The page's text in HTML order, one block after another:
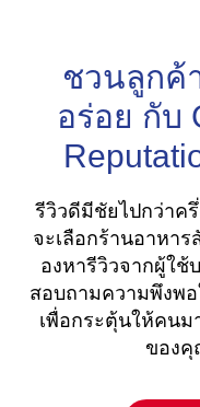
ชวนลูกค้
อร่อย กับ
รีวิวดีมีชัยไปกว่าค
จะเลือกร้านอาหา
องหารีวิวจากผู้ใช้
สอบถามความพึงพ
เพื่อกระตุ้นให้คนม
ของ